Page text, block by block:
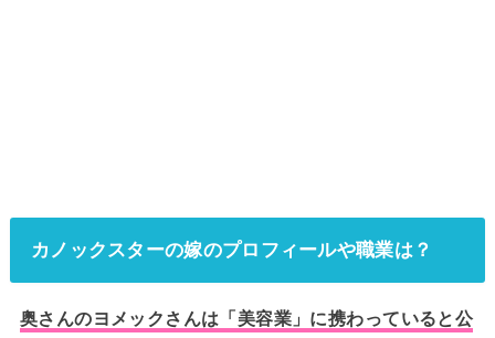
カノックスターの嫁のプロフィールや職業は？
奥さんのヨメックさんは「美容業」に携わっていると公